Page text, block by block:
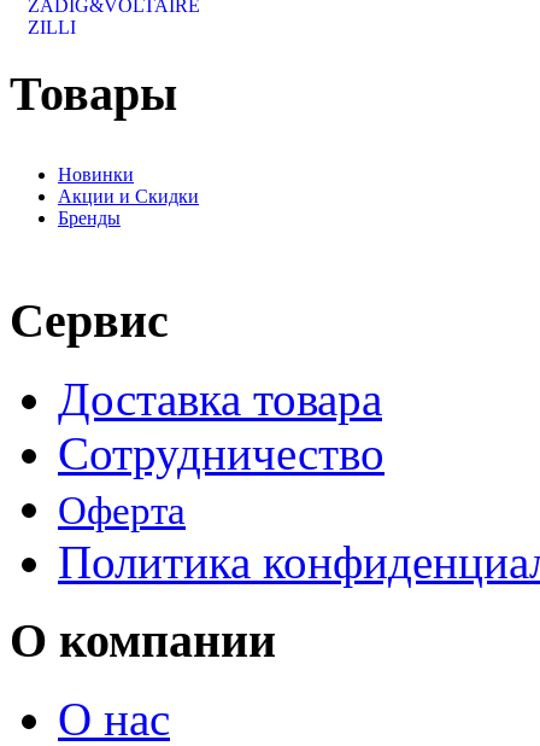
ZADIG&VOLTAIRE
ZILLI
Товары
Новинки
Акции и Скидки
Бренды
Сервис
Доставка товара
Сотрудничество
Оферта
Политика
О компании
О нас